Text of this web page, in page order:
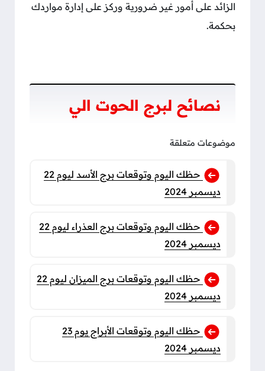
الزائد على أمور غير ضرورية وركز على إدارة مواردك
بحكمة.
نصائح لبرج الحوت الي
موضوعات متعلقة
حظك اليوم وتوقعات برج الأسد ليوم 22
ديسمبر 2024
حظك اليوم وتوقعات برج العذراء ليوم 22
ديسمبر 2024
حظك اليوم وتوقعات برج الميزان ليوم 22
ديسمبر 2024
حظك اليوم وتوقعات الأبراج يوم 23
ديسمبر 2024